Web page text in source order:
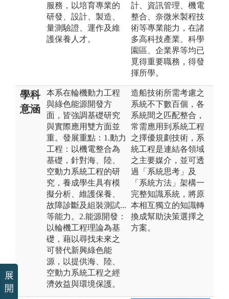
服務，以培育專業的
研發、設計、製造、
量測驗證、運作及維
護保養人才。
計、資訊管理、機電
整合、奈微米製程技
術等專業能力，在諸
多高科技產業、科學
園區、企業界等均已
覓得重要職務，得發
揮所學。
學科
意涵
本系在輪機動力工程
與綠色能源開發方
面，皆強調基礎研究
與實際應用雙方面並
重。發展重點：1.動力
工程：以機電整合為
基礎，針對海、陸、
空動力系統工程的研
究，養成學生具有模
擬分析、維護保養、
故障診斷及組裝測試...
等能力。2.能源開發：
以輪機工程理論為基
礎，藉以尋找未來之
可替代新興綠色能
源，以提供海、陸、
空動力系統工程之經
濟效益與環境保護。
造船技術所需考慮之
系統不下數百個，各
系統間之匹配整合，
常需應用到系統工程
之擇優規劃技術，系
統工程是連結各領域
之主要媒介，並可透
過「系統思考」及
「系統方法」架構一
完整知識系統，將原
本相互獨立的知識轉
換成幫助決策選擇之
方案。
展
開